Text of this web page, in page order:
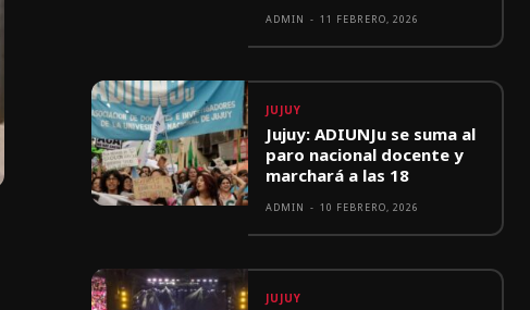
ADMIN - 11 FEBRERO, 2026
JUJUY
Jujuy: ADIUNJu se suma al
paro nacional docente y
marchará a las 18
ADMIN - 10 FEBRERO, 2026
JUJUY